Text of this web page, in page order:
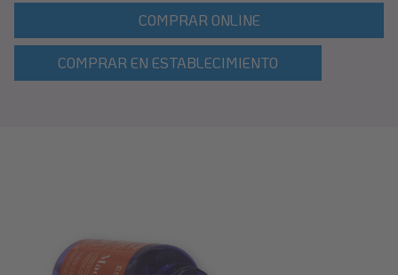
COMPRAR ONLINE
COMPRAR EN ESTABLECIMIENTO